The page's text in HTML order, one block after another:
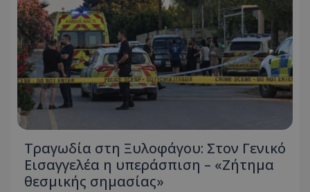
Τραγωδία στη Ξυλοφάγου: Στον Γενικό
Εισαγγελέα η υπεράσπιση – «Ζήτημα
θεσμικής σημασίας»